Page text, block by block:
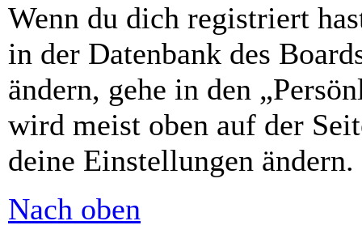
Wenn du dich registriert
in der Datenbank des
ändern, gehe in den
wird meist oben auf der
deine Einstellungen ändern.
Nach oben